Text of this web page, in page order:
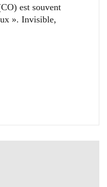
est souvent
». Invisible,